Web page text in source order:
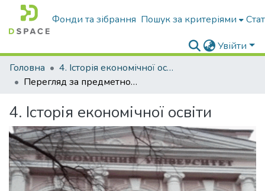
Фонди та зібрання Пошук за критеріями
Увійти
Головна
4. Історія економічної освіти
Перегляд за предметною категорією
4. Історія економічної освіти